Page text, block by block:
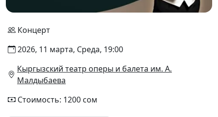
Концерт
2026, 11 марта, Среда, 19:00
Кыргызский театр оперы и балета им. А.
Малдыбаева
Стоимость: 1200 сом